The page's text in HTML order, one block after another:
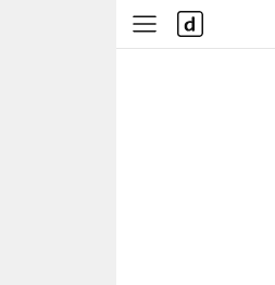
사
이
다
나
와